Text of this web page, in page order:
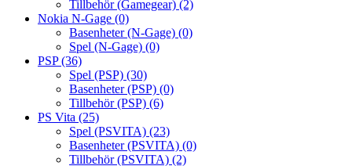
Tillbehör (Gamegear) (2)
Nokia N-Gage (0)
Basenheter (N-Gage) (0)
Spel (N-Gage) (0)
PSP(36)
Spel (PSP) (30)
Basenheter (PSP) (0)
Tillbehör (PSP) (6)
PS Vita (25)
Spel (PSVITA) (23)
Basenheter (PSVITA) (0)
Tillbehör (PSVITA) (2)